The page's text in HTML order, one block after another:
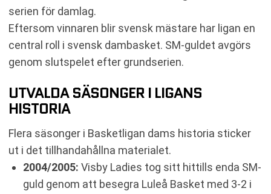
serien för damlag.
Eftersom vinnaren blir svensk mästare har ligan en
central roll i svensk dambasket. SM-guldet avgörs
genom slutspelet efter grundserien.
UTVALDA SÄSONGER I LIGANS
HISTORIA
Flera säsonger i Basketligan dams historia sticker
ut i det tillhandahållna materialet.
2004/2005: Visby Ladies tog sitt hittills enda SM-
guld genom att besegra Luleå Basket med 3-2 i